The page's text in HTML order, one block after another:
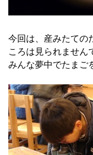
今回は、産みたての
ころは見られません
みんな夢中でたまご